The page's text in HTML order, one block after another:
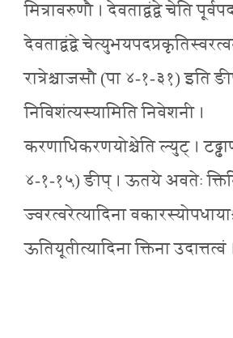
मित्रावरुणौ । देवताद्वंद्वे चेति
देवताद्वंद्वे
रात्रेश्चाजसौ (पा ४-१-३१) इति
निविशंत्यस्यामिति निवेशनी ।
करणाधिकरणयोश्चेति ल्युट् ।
४-१-१५) ङीप् । ऊतये अवतेः
ज्वरत्वरेत्यादिना
ऊतियूतीत्यादिना क्तिना